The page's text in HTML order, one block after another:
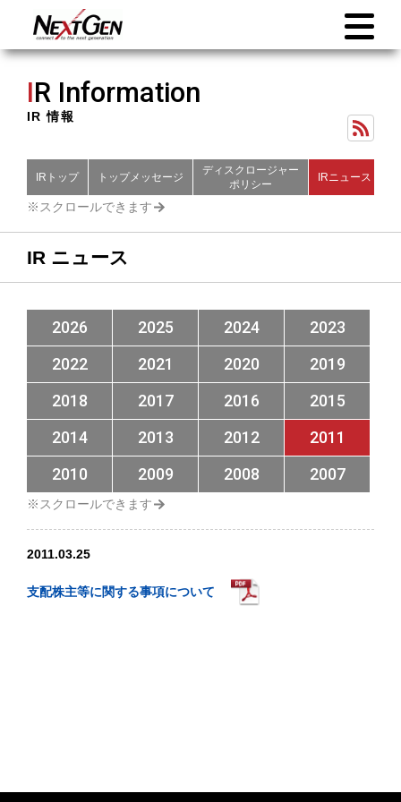
IR Information
IR 情報
IRトップ トップメッセージ
ディスクロージャー
ポリシー
IRニュース
IR ニュース
2026 2025 2024
2023
2022
2021 2020
2019
2018
2017 2016
2015
2014
2013 2012
2011
2010
2009 2008 2007
2011.03.25
支配株主等に関する事項について